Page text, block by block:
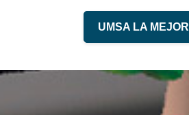
UMSA LA MEJOR